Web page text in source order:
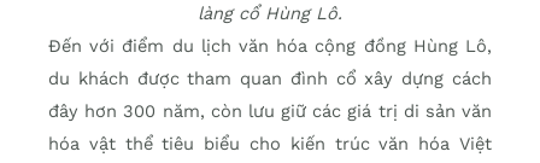
làng cổ Hùng Lô.
Đến với điểm du lịch văn hóa cộng đồng Hùng Lô,
du khách được tham quan đình cổ xây dựng cách
đây hơn 300 năm, còn lưu giữ các giá trị di sản văn
hóa vật thể tiêu biểu cho kiến trúc văn hóa Việt